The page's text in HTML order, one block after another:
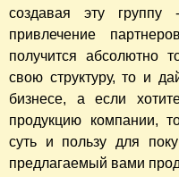
создавая эту группу
привлечение
получится абсолютно
свою структуру, то и
бизнесе, а если
продукцию компании,
суть и пользу для
предлагаемый вами